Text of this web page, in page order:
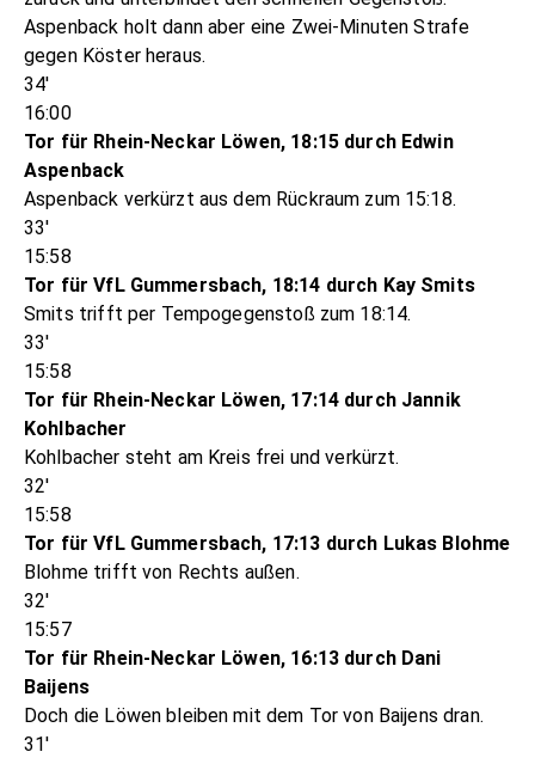
Aspenback holt dann aber eine Zwei-Minuten Strafe
gegen Köster heraus.
34'
16:00
Tor für Rhein-Neckar Löwen, 18:15 durch Edwin
Aspenback
Aspenback verkürzt aus dem Rückraum zum 15:18.
33'
15:58
Tor für VfL Gummersbach, 18:14 durch Kay Smits
Smits trifft per Tempogegenstoß zum 18:14.
33'
15:58
Tor für Rhein-Neckar Löwen, 17:14 durch Jannik
Kohlbacher
Kohlbacher steht am Kreis frei und verkürzt.
32'
15:58
Tor für VfL Gummersbach, 17:13 durch Lukas Blohme
Blohme trifft von Rechts außen.
32'
15:57
Tor für Rhein-Neckar Löwen, 16:13 durch Dani
Baijens
Doch die Löwen bleiben mit dem Tor von Baijens dran.
31'